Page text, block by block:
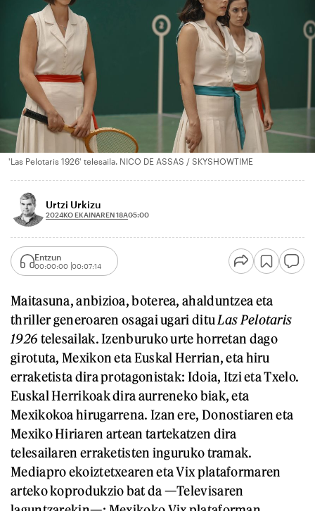
'Las Pelotaris 1926' telesaila. NICO DE ASSAS / SKYSHOWTIME
Urtzi Urkizu
2024KO EKAINAREN 18A05:00
Entzun
00:00:00 00:07:14
Maitasuna, anbizioa, boterea, ahalduntzea eta
thriller generoaren osagai ugari ditu Las Pelotaris
1926 telesailak. Izenburuko urte horretan dago
girotuta, Mexikon eta Euskal Herrian, eta hiru
erraketista dira protagonistak: Idoia, Itzi eta Txelo.
Euskal Herrikoak dira aurreneko biak, eta
Mexikokoa hirugarrena. Izan ere, Donostiaren eta
Mexiko Hiriaren artean tartekatzen dira
telesailaren erraketisten inguruko tramak.
Mediapro ekoiztetxearen eta Vix plataformaren
arteko koprodukzio bat da —Televisaren